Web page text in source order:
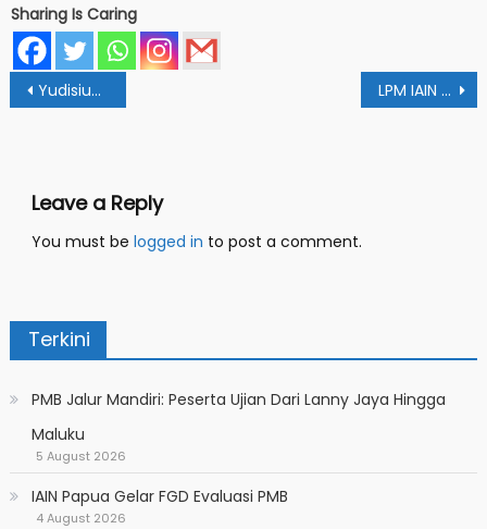
Sharing Is Caring
Post
navigation
Yudisium Tarbiyah : Seimbangkan Ilmu dan Iman LPM IAIN Papua Gelar Workshop Pengembangan RPS
Leave a Reply
You must be logged in to post a comment.
Terkini
PMB Jalur Mandiri: Peserta Ujian Dari Lanny Jaya Hingga
Maluku
5 August 2026
IAIN Papua Gelar FGD Evaluasi PMB
4 August 2026